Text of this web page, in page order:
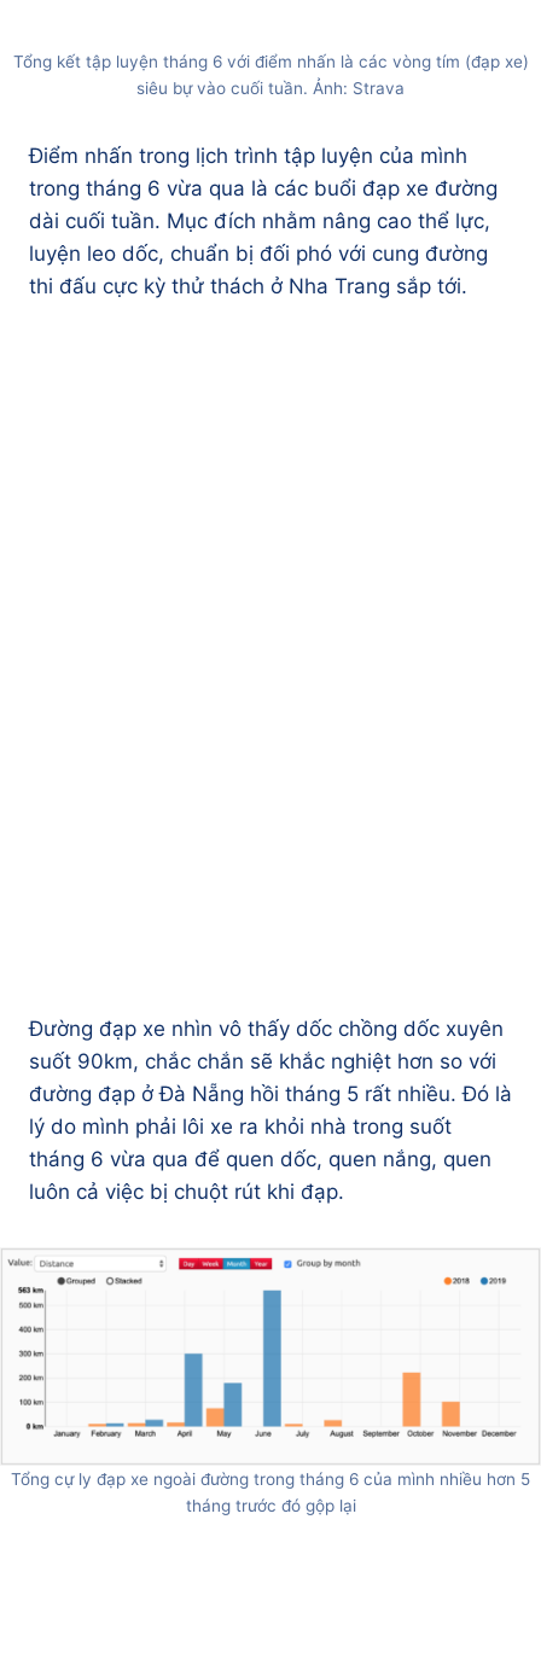
Tổng kết tập luyện tháng 6 với điểm nhấn là các vòng tím (đạp xe)
siêu bự vào cuối tuần. Ảnh: Strava
Điểm nhấn trong lịch trình tập luyện của mình
trong tháng 6 vừa qua là các buổi đạp xe đường
dài cuối tuần. Mục đích nhằm nâng cao thể lực,
luyện leo dốc, chuẩn bị đối phó với cung đường
thi đấu cực kỳ thử thách ở Nha Trang sắp tới.
Đường đạp xe nhìn vô thấy dốc chồng dốc xuyên
suốt 90km, chắc chắn sẽ khắc nghiệt hơn so với
đường đạp ở Đà Nẵng hồi tháng 5 rất nhiều. Đó là
lý do mình phải lôi xe ra khỏi nhà trong suốt
tháng 6 vừa qua để quen dốc, quen nắng, quen
luôn cả việc bị chuột rút khi đạp.
Tổng cự ly đạp xe ngoài đường trong tháng 6 của mình nhiều hơn 5
tháng trước đó gộp lại